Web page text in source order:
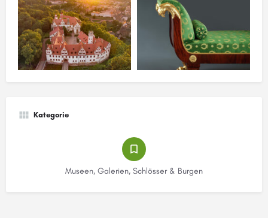
Kategorie
Museen, Galerien, Schlösser & Burgen